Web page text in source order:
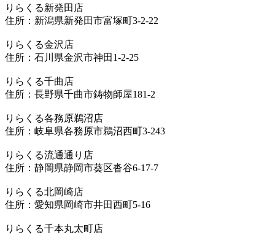
りらくる新発田店
住所：新潟県新発田市富塚町3-2-22
りらくる金沢店
住所：石川県金沢市神田1-2-25
りらくる千曲店
住所：長野県千曲市鋳物師屋181-2
りらくる各務原鵜沼店
住所：岐阜県各務原市鵜沼西町3-243
りらくる流通通り店
住所：静岡県静岡市葵区沓谷6-17-7
りらくる北岡崎店
住所：愛知県岡崎市井田西町5-16
りらくる千本丸太町店